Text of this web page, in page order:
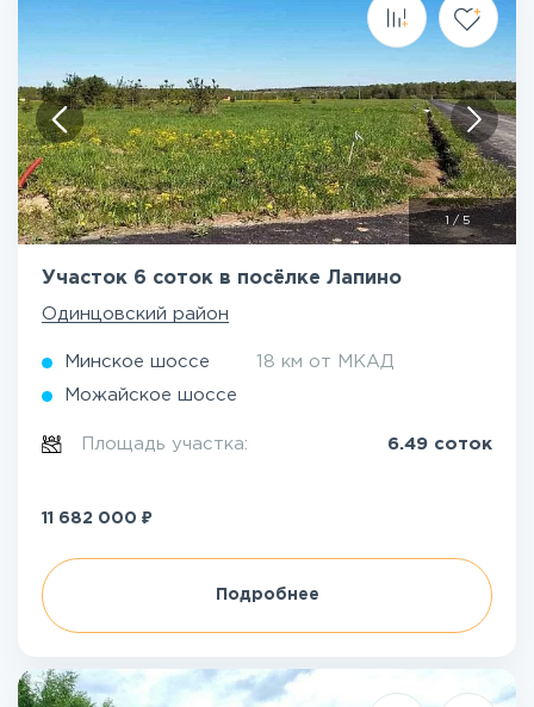
1 / 5
Участок 6 соток в посёлке Лапино
Одинцовский район
Минское шоссе 18 км от МКАД
Можайское шоссе
Площадь участка: 6.49 соток
11 682 000 ₽
Подробнее